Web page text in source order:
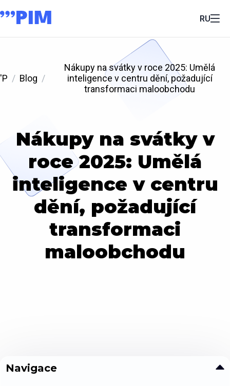
RU
'P Blog
Nákupy na svátky v roce 2025: Umělá
inteligence v centru dění, požadující
transformaci maloobchodu
Nákupy na svátky v
roce 2025: Umělá
inteligence v centru
dění, požadující
transformaci
maloobchodu
Navigace